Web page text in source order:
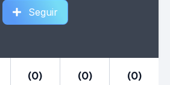
Seguir
(0)
(0)
(0)